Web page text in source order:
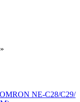
OMRON NE-C28/С29/